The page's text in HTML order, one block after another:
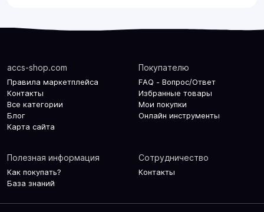
accs-shop.com
Правила маркетплейса
Контакты
Все категории
Блог
Карта сайта
Покупателю
FAQ - Вопрос/Ответ
Избранные товары
Мои покупки
Онлайн инструменты
Полезная информация
Как покупать?
База знаний
Сотрудничество
Контакты